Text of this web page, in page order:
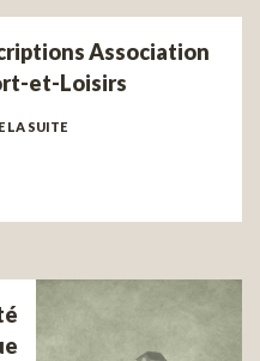
Association
et-Loisirs
LA SUITE